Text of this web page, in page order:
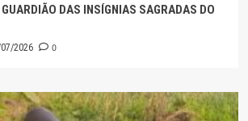
DAS INSÍGNIAS SAGRADAS DO
2026 0